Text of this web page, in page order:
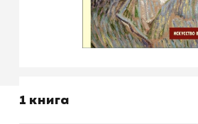
1 книга